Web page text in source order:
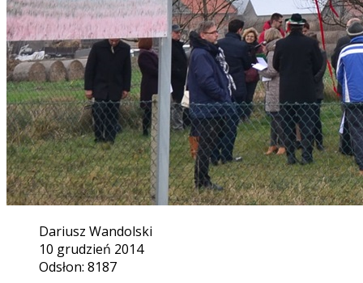
Dariusz Wandolski
10 grudzień 2014
Odsłon: 8187